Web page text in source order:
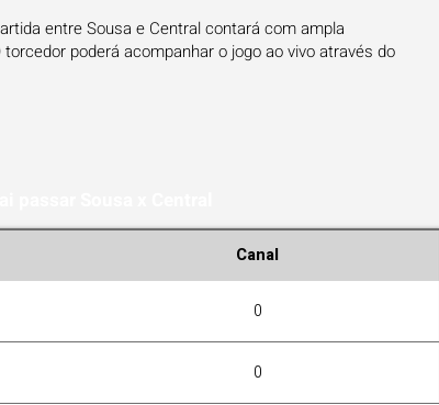
entre Sousa e Central contará com ampla
poderá acompanhar o jogo ao vivo através do
Canal
0
0